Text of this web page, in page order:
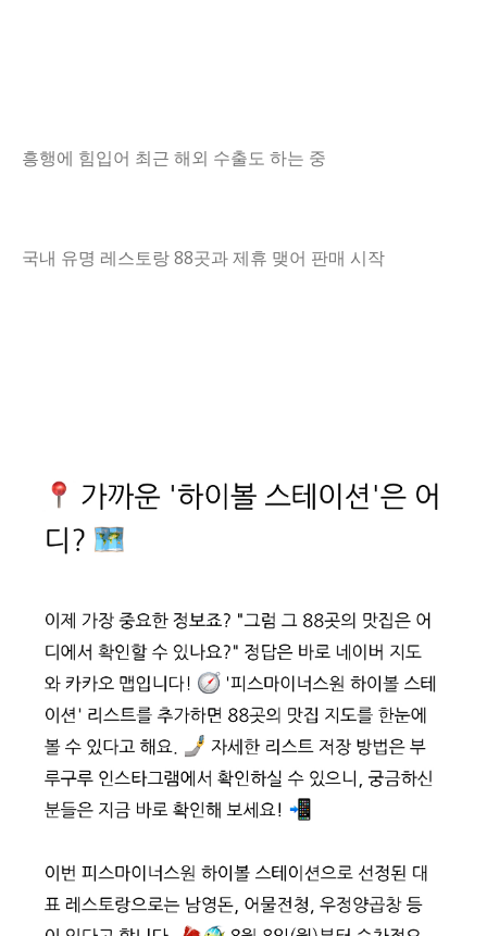
흥행에 힘입어 최근 해외 수출도 하는 중
국내 유명 레스토랑 88곳과 제휴 맺어 판매 시작